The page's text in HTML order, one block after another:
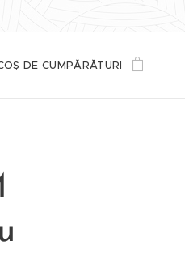
DE CUMPĂRĂTURI